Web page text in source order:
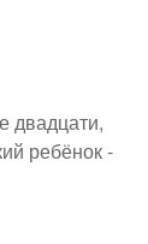
двадцати,
ребёнок -